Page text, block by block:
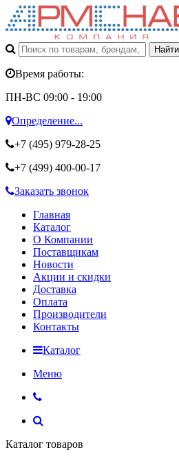
Время работы:
ПН-ВС 09:00 - 19:00
Определение...
+7 (495) 979-28-25
+7 (499) 400-00-17
Заказать звонок
Главная
Каталог
О Компании
Поставщикам
Новости
Акции и скидки
Доставка
Оплата
Производители
Контакты
Каталог
Меню
Каталог товаров